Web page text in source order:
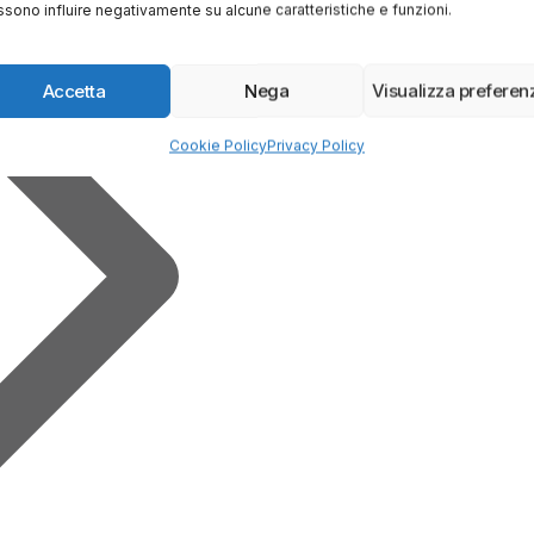
influire negativamente su alcune caratteristiche e funzioni.
Accetta Nega Visualizza
Cookie PolicyPrivacy Policy